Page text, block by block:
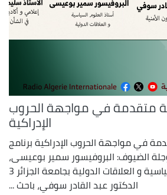
متقدمة في مواجهة الحروب
الإدراكية
في مواجهة الحروب الإدراكية برنامج
الضيوف: البروفيسور سمير بوعيسى،
استاذ العلوم السياسية و العلاقات الدولية بجامعة الجزائر 3
الدكتور عبد القادر سوفي، باحث ...